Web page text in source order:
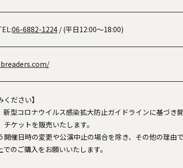
06-6882-1224 / (平日12:00～18:00)
ださい】
型コロナウイルス感染拡大防止ガイドラインに基づき開
ケットを販売いたします。
催日時の変更や公演中止の場合を除き、その他の理由
のご購入をお願いいたします。